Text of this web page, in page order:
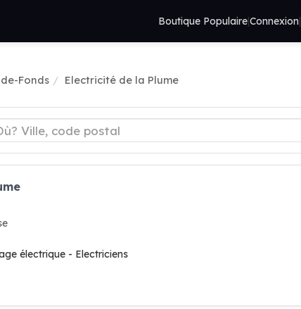
Boutique Populaire|Connexion|
Fonds Electricité de la Plume
électrique - Electriciens